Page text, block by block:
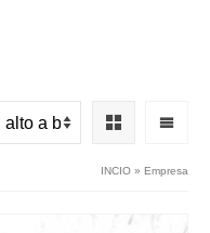
INCIO » Empresa
photocall fiesta
Bautizo - "rosa"
+ AÑADIR